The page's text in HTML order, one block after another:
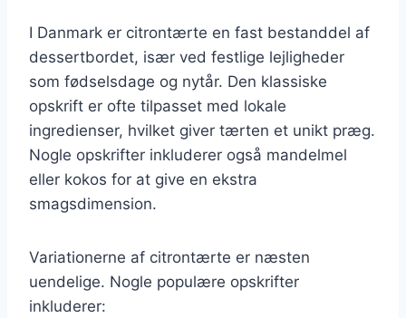
I Danmark er citrontærte en fast bestanddel af
dessertbordet, især ved festlige lejligheder
som fødselsdage og nytår. Den klassiske
opskrift er ofte tilpasset med lokale
ingredienser, hvilket giver tærten et unikt præg.
Nogle opskrifter inkluderer også mandelmel
eller kokos for at give en ekstra
smagsdimension.
Variationerne af citrontærte er næsten
uendelige. Nogle populære opskrifter
inkluderer: